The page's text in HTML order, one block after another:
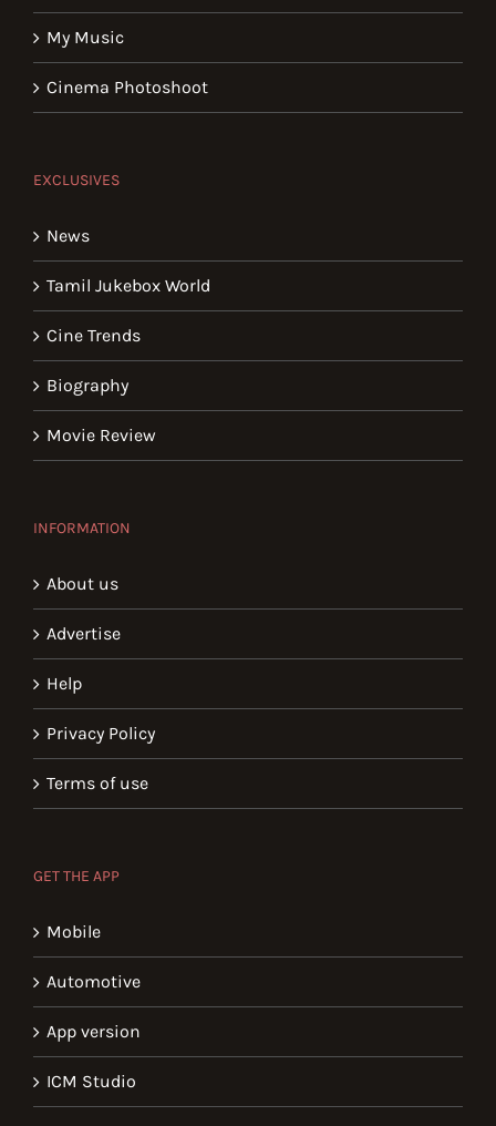
My Music
Cinema Photoshoot
EXCLUSIVES
News
Tamil Jukebox World
Cine Trends
Biography
Movie Review
INFORMATION
About us
Advertise
Help
Privacy Policy
Terms of use
GET THE APP
Mobile
Automotive
App version
ICM Studio